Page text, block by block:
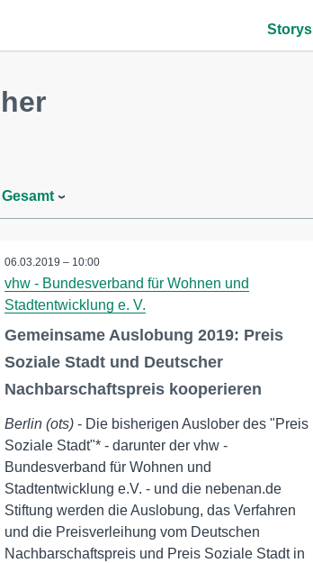
Storys
Gesamt
06.03.2019 – 10:00
vhw - Bundesverband für Wohnen und
Stadtentwicklung e. V.
Gemeinsame Auslobung 2019: Preis
Soziale Stadt und Deutscher
Nachbarschaftspreis kooperieren
Berlin (ots)- Die bisherigen Auslober des "Preis
Soziale Stadt"* - darunter der vhw -
Bundesverband für Wohnen und
Stadtentwicklung e.V. - und die nebenan.de
Stiftung werden die Auslobung, das Verfahren
und die Preisverleihung vom Deutschen
Nachbarschaftspreis und Preis Soziale Stadt in